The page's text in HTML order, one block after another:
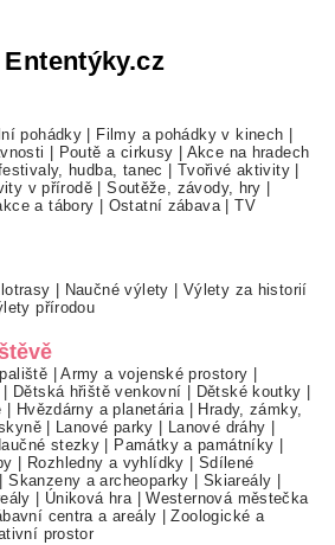
pohádky Filmy a pohádky v kinech
Poutě a cirkusy
Akce na hradech
hudba, tanec Tvořivé aktivity
v přírodě |Soutěže, závody, hry
a tábory Ostatní zábava|TV
Naučné výlety
Výlety za historií
přírodou
|Army a vojenské prostory
Dětská hřiště venkovní Dětské koutky
Hvězdárny a planetária|
Hrady, zámky,
| Lanové parky Lanové dráhy
stezky Památky a památníky
Rozhledny a vyhlídky
Sdílené
|Skanzeny a archeoparky Skiareály
Úniková hra|Westernová městečka
centra a areály |Zoologické a
prostor